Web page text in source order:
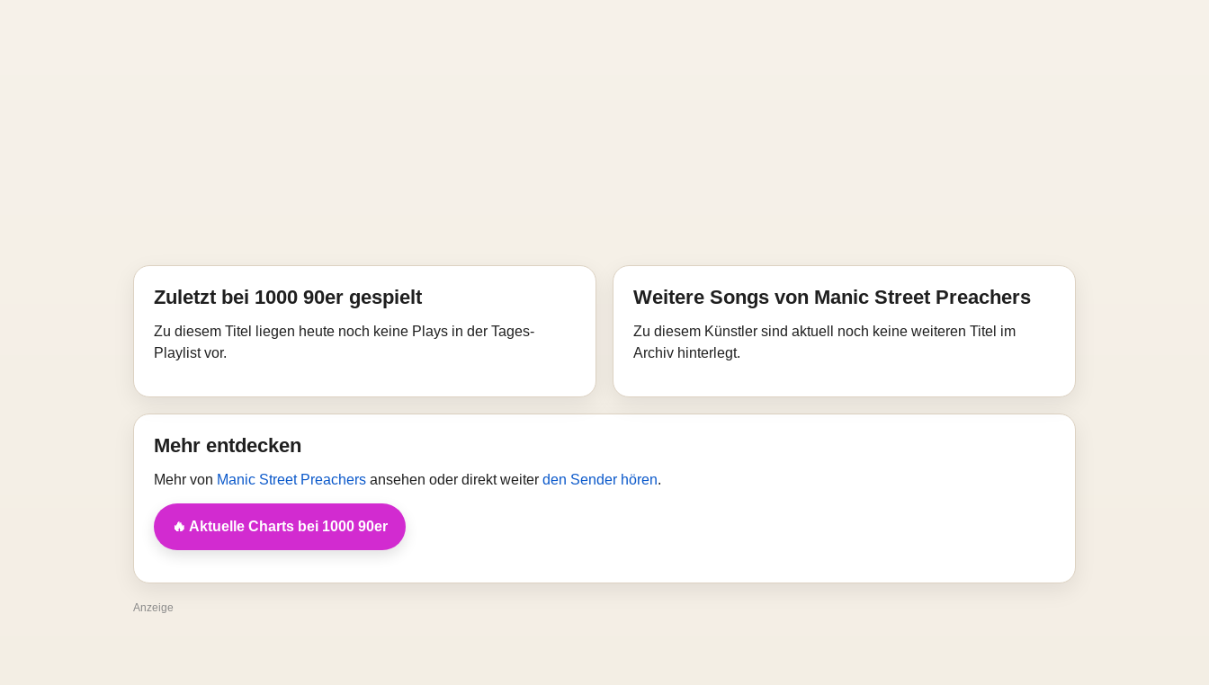
Zuletzt bei 1000 90er gespielt
Zu diesem Titel liegen heute noch keine Plays in der Tages-
Playlist vor.
Weitere Songs von Manic Street Preachers
Zu diesem Künstler sind aktuell noch keine weiteren Titel im
Archiv hinterlegt.
Mehr entdecken
Mehr von Manic Street Preachers ansehen oder direkt weiter den Sender hören.
🔥 Aktuelle Charts bei 1000 90er
Anzeige